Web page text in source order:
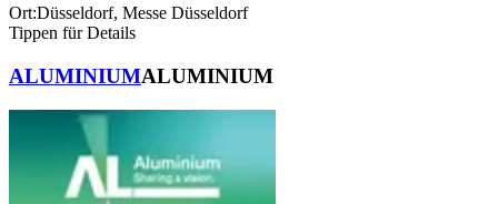
Ort:Düsseldorf, Messe Düsseldorf
Tippen für Details
ALUMINIUMALUMINIUM